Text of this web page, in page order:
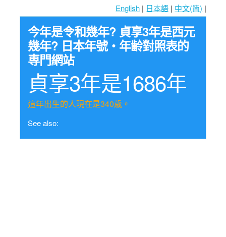
English | 日本語 | 中文(简) |
今年是令和幾年? 貞享3年是西元
幾年? 日本年號・年齢對照表的
専門網站
貞享3年是1686年
這年出生的人現在是340歳。
See also: